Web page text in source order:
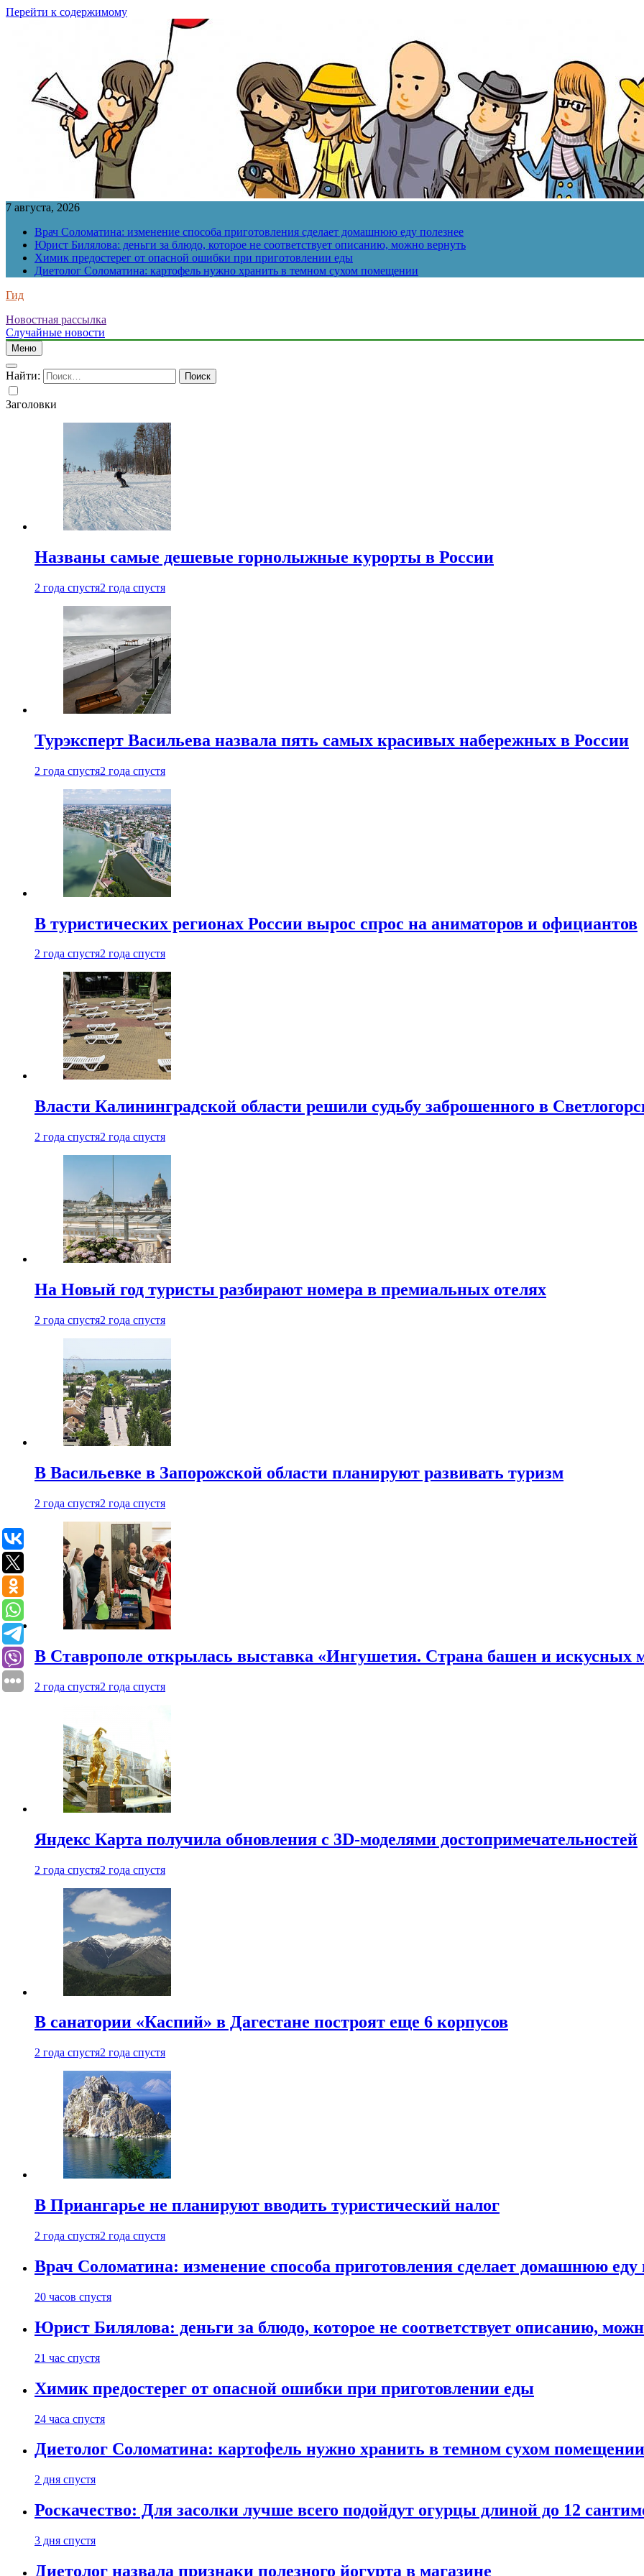
Перейти к содержимому
7 августа, 2026
Врач Соломатина: изменение способа приготовления сделает домашнюю еду полезнее
Юрист Билялова: деньги за блюдо, которое не соответствует описанию, можно вернуть
Химик предостерег от опасной ошибки при приготовлении еды
Диетолог Соломатина: картофель нужно хранить в темном сухом помещении
Гид
Новостная рассылка
Случайные новости
Меню
Найти:
Заголовки
Названы самые дешевые горнолыжные курорты в России
2 года спустя2 года спустя
Турэксперт Васильева назвала пять самых красивых набережных в России
2 года спустя2 года спустя
В туристических регионах России вырос спрос на аниматоров и официантов
2 года спустя2 года спустя
Власти Калининградской области решили судьбу заброшенного в
2 года спустя2 года спустя
На Новый год туристы разбирают номера в премиальных отелях
2 года спустя2 года спустя
В Васильевке в Запорожской области планируют развивать туризм
2 года спустя2 года спустя
В Ставрополе открылась выставка «Ингушетия. Страна башен и искусных
2 года спустя2 года спустя
Яндекс Карта получила обновления с 3D-моделями достопримечательностей
2 года спустя2 года спустя
В санатории «Каспий» в Дагестане построят еще 6 корпусов
2 года спустя2 года спустя
В Приангарье не планируют вводить туристический налог
2 года спустя2 года спустя
Врач Соломатина: изменение способа приготовления сделает домашнюю еду
20 часов спустя
Юрист Билялова: деньги за блюдо, которое не соответствует описанию,
21 час спустя
Химик предостерег от опасной ошибки при приготовлении еды
24 часа спустя
Диетолог Соломатина: картофель нужно хранить в темном сухом помещении
2 дня спустя
Роскачество: Для засолки лучше всего подойдут огурцы длиной до 12
3 дня спустя
Диетолог назвала признаки полезного йогурта в магазине